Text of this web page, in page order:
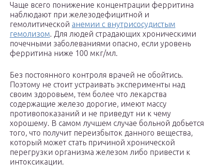
Чаще всего понижение концентрации ферритина
наблюдают при железодефицитной и
гемолитической анемии с внутрисосудистым
гемолизом. Для людей страдающих хроническими
почечными заболеваниями опасно, если уровень
ферритина ниже 100 мкг/мл.
Без постоянного контроля врачей не обойтись.
Поэтому не стоит устраивать эксперименты над
своим здоровьем, тем более что лекарства
содержащие железо дорогие, имеют массу
противопоказаний и не приведут ни к чему
хорошему. В самом лучшем случае больной добьется
того, что получит переизбыток данного вещества,
который может стать причиной хронической
перегрузки организма железом либо привести к
интоксикации.